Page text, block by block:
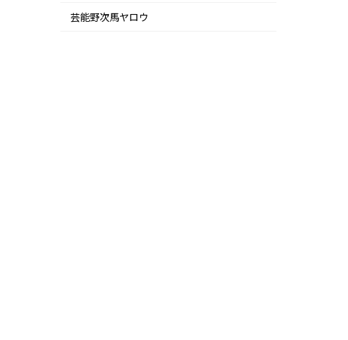
芸能野次馬ヤロウ